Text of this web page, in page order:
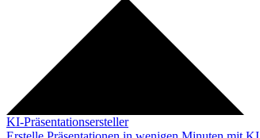
KI-Präsentationsersteller